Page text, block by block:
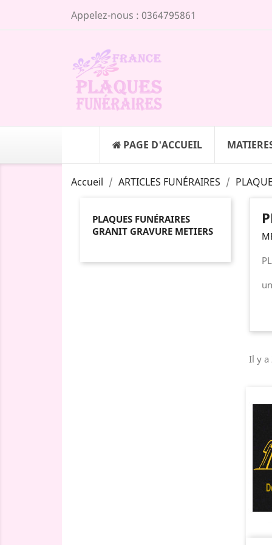
Appelez-nous : 0364795861
PAGE D'ACCUEIL
Accueil ARTICLES FUNÉRAIRES
PLAQUES FUNÉRAIRES
GRANIT GRAVURE METIERS
Il y a